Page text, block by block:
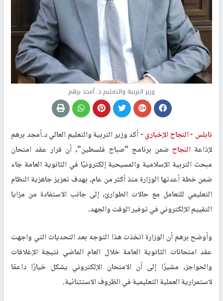
وزير التربية والتعليم د. أمجد برهم
نابلس -النجاح الإخباري -أكد وزير التربية والتعليم العالي د.أمجد برهم
لإذاعةالنجاح ضمن برنامج "صباح فلسطين"، أن قرار عقد امتحان
مبحث التربية الإسلامية والمسيحية إلكترونيًا في الثانوية العامة جاء
ضمن خطة أعدتها الوزارة منذ أكثر من عام، بهدف تعزيز جاهزية النظام
التعليمي للتعامل مع حالات الطوارئ، إلى جانب الاستفادة من مزايا
التقييم الإلكتروني في توفير الوقت والجهد.
وأوضح برهم أن الوزارة اتخذت هذا التوجه بعد التحديات التي واجهت
عقد امتحانات الثانوية العامة خلال العام الماضي نتيجة الإغلاقات
والحواجز، مشيرًا إلى أن الامتحان الإلكتروني يشكل خيارًا داعمًا
لاستمرارية العملية التعليمية في الظروف الاستثنائية.